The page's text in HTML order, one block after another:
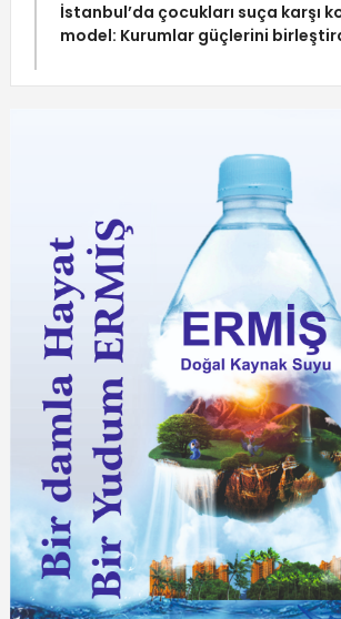
İstanbul’da çocukları suça karşı
model: Kurumlar güçlerini